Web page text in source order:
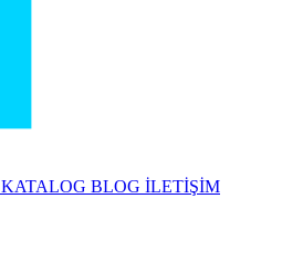
KATALOG BLOG İLETİŞİM